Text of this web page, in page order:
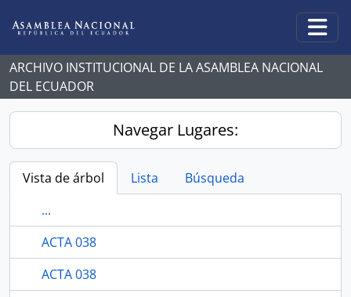
ARCHIVO INSTITUCIONAL DE LA ASAMBLEA NACIONAL
DEL ECUADOR
Navegar Lugares:
Vista de árbol Lista
Búsqueda
...
ACTA 038
ACTA 038